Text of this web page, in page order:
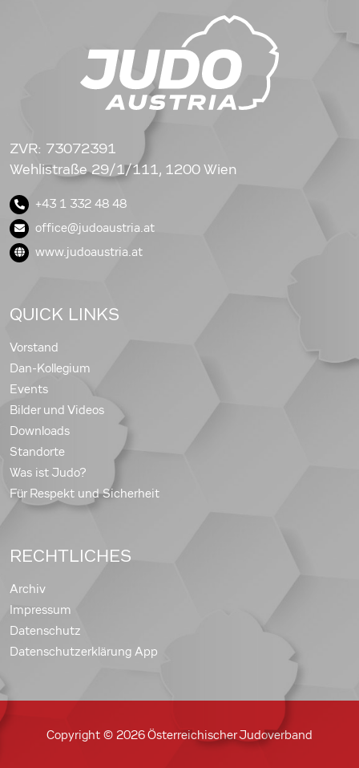
ZVR: 73072391
Wehlistraße 29/1/111, 1200 Wien
+43 1 332 48 48
office@judoaustria.at
www.judoaustria.at
QUICK LINKS
Vorstand
Dan-Kollegium
Events
Bilder und Videos
Downloads
Standorte
Was ist Judo?
Für Respekt und Sicherheit
RECHTLICHES
Archiv
Impressum
Datenschutz
Datenschutzerklärung App
Copyright © 2026 Österreichischer Judoverband